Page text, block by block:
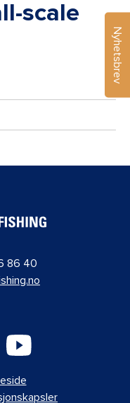
scale
Nyhetsbrev
86 40